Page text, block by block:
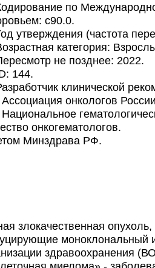
по
с90.0.
утверждения (частота
категория:
не позднее: 2022.
144.
клинической
онкологов
онкогематологов.
Минздрава РФ.
злокачественная
здравоохранения